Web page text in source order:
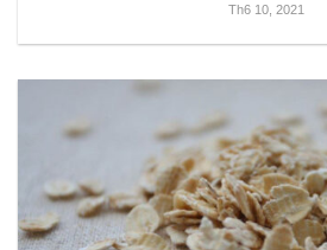
Th6 10, 2021